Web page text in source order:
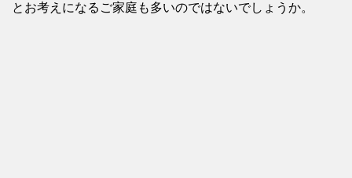
とお考えになるご家庭も多いのではないでしょうか。